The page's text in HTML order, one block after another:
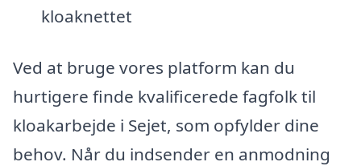
kloaknettet
Ved at bruge vores platform kan du
hurtigere finde kvalificerede fagfolk til
kloakarbejde i Sejet, som opfylder dine
behov. Når du indsender en anmodning